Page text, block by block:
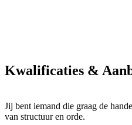
Kwalificaties &
Jij bent iemand die graag de
van structuur en orde.